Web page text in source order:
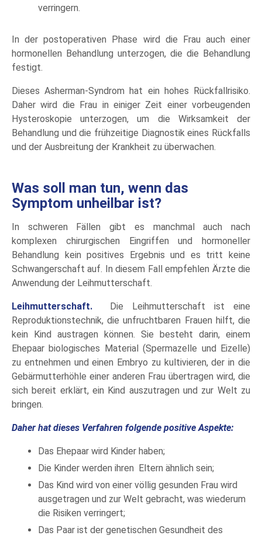
verringern.
In der postoperativen Phase wird die Frau auch einer
hormonellen Behandlung unterzogen, die die Behandlung
festigt.
Dieses Asherman-Syndrom hat ein hohes Rückfallrisiko.
Daher wird die Frau in einiger Zeit einer vorbeugenden
Hysteroskopie unterzogen, um die Wirksamkeit der
Behandlung und die frühzeitige Diagnostik eines Rückfalls
und der Ausbreitung der Krankheit zu überwachen.
Was soll man tun, wenn das
Symptom unheilbar ist?
In schweren Fällen gibt es manchmal auch nach
komplexen chirurgischen Eingriffen und hormoneller
Behandlung kein positives Ergebnis und es tritt keine
Schwangerschaft auf. In diesem Fall empfehlen Ärzte die
Anwendung der Leihmutterschaft.
Leihmutterschaft. Die Leihmutterschaft ist eine
Reproduktionstechnik, die unfruchtbaren Frauen hilft, die
kein Kind austragen können. Sie besteht darin, einem
Ehepaar biologisches Material (Spermazelle und Eizelle)
zu entnehmen und einen Embryo zu kultivieren, der in die
Gebärmutterhöhle einer anderen Frau übertragen wird, die
sich bereit erklärt, ein Kind auszutragen und zur Welt zu
bringen.
Daher hat dieses Verfahren folgende positive Aspekte:
Das Ehepaar wird Kinder haben;
Die Kinder werden ihren Eltern ähnlich sein;
Das Kind wird von einer völlig gesunden Frau wird
ausgetragen und zur Welt gebracht, was wiederum
die Risiken verringert;
Das Paar ist der genetischen Gesundheit des